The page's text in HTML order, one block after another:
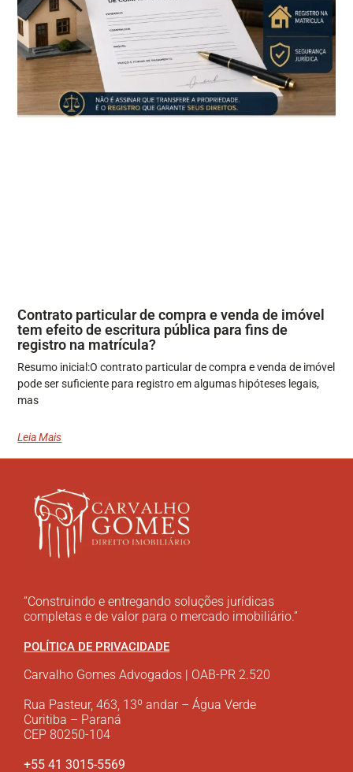
Contrato particular de compra e venda de imóvel
tem efeito de escritura pública para fins de
registro na matrícula?
Resumo inicial:O contrato particular de compra e venda de imóvel
pode ser suficiente para registro em algumas hipóteses legais,
mas
Leia Mais
“Construindo e entregando soluções jurídicas
completas e de valor para o mercado imobiliário.”
POLÍTICA DE PRIVACIDADE
Carvalho Gomes Advogados | OAB-PR 2.520
Rua Pasteur, 463, 13º andar – Água Verde
Curitiba – Paraná
CEP 80250-104
+55 41 3015-5569